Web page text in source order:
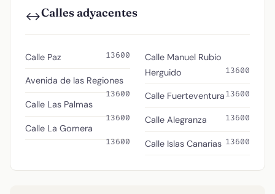
↔️Calles adyacentes
Calle Paz 13600
Avenida de las Regiones
13600
Calle Las Palmas
13600
Calle La Gomera
13600
Calle Manuel Rubio
Herguido
13600
Calle Fuerteventura13600
Calle Alegranza 13600
Calle Islas Canarias 13600